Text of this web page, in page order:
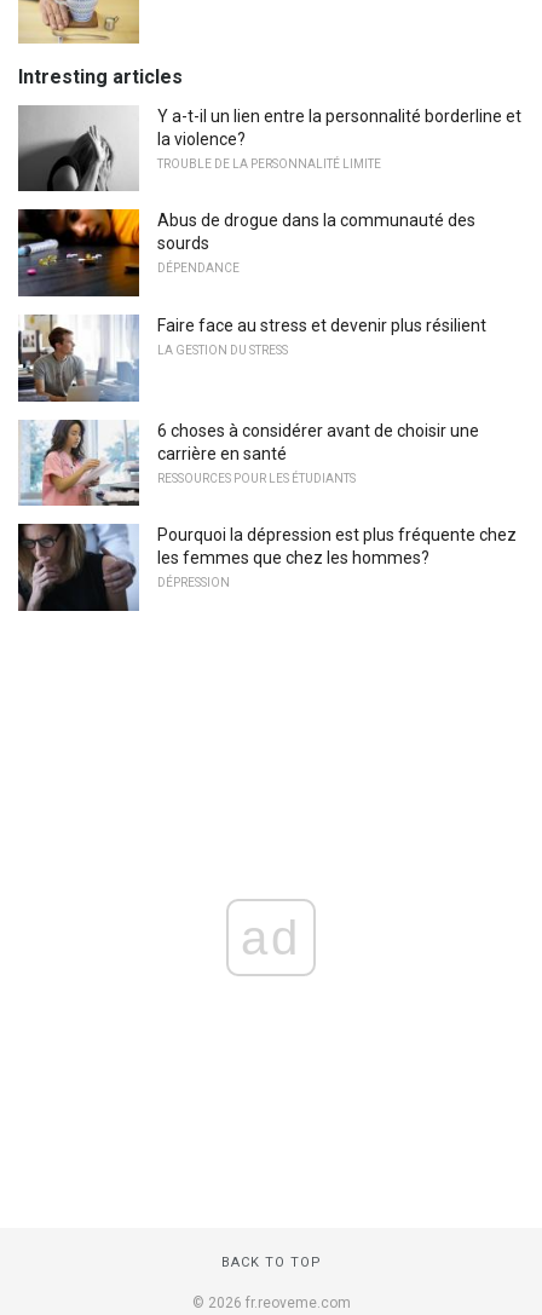
Intresting articles
Y a-t-il un lien entre la personnalité borderline et
la violence?
TROUBLE DE LA PERSONNALITÉ LIMITE
Abus de drogue dans la communauté des
sourds
DÉPENDANCE
Faire face au stress et devenir plus résilient
LA GESTION DU STRESS
6 choses à considérer avant de choisir une
carrière en santé
RESSOURCES POUR LES ÉTUDIANTS
Pourquoi la dépression est plus fréquente chez
les femmes que chez les hommes?
DÉPRESSION
ad
BACK TO TOP
© 2026 fr.reoveme.com